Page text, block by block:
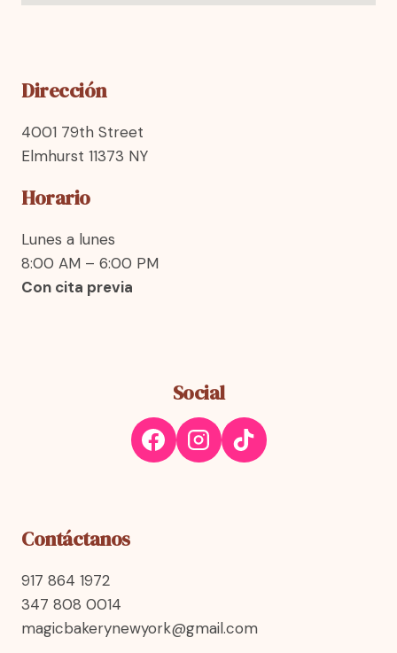
Dirección
4001 79th Street
Elmhurst 11373 NY
Horario
Lunes a lunes
8:00 AM – 6:00 PM
Con cita previa
Social
Contáctanos
917 864 1972
347 808 0014
magicbakerynewyork@gmail.com